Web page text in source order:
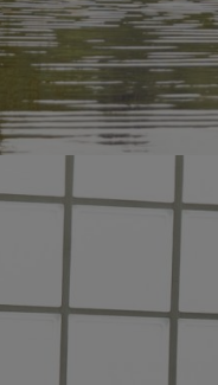
de desarrollo
de Stihl